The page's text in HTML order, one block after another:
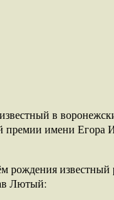
в
премии имени Егора
рождения
Лютый: